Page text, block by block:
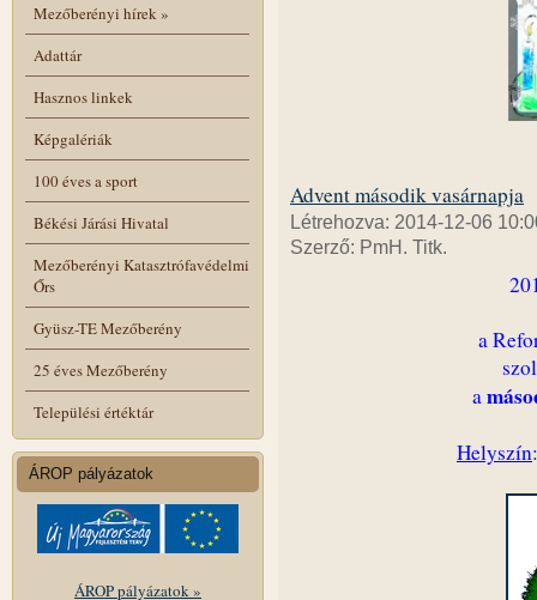
Mezőberényi hírek»
Adattár
Hasznos linkek
Képgalériák
100 éves a sport
Békési Járási Hivatal
Mezőberényi Katasztrófavédelmi
Őrs
Gyüsz-TE Mezőberény
25 éves Mezőberény
Települési értéktár
ÁROP pályázatok
ÁROP pályázatok »
Advent második vasárnapja
Létrehozva: 2014-12-06
Szerző: PmH. Titk.
a
a
Helyszín